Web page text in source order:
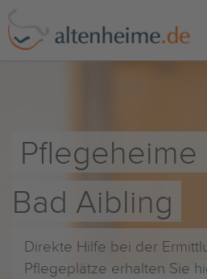
Pflegeheime
Bad Aibling
Direkte Hilfe bei der
Pflegeplätze erhalten Sie